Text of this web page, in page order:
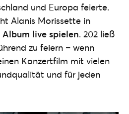
und Europa feierte.
Alanis Morissette in
live spielen. 202 ließ
zu feiern – wenn
Konzertfilm mit vielen
und für jeden